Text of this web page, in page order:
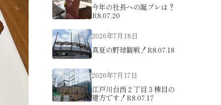
今年の社長への誕プレは？
R8.07.20
2026年7月18日
真夏の野球観戦！R8.07.18
2026年7月17日
江戸川台西２丁目３棟目の
建方です！R8.07.17